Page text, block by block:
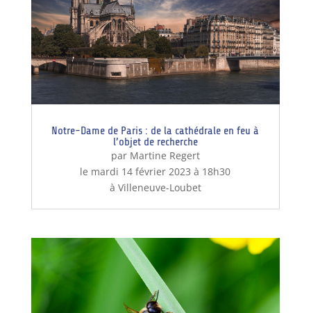
Notre-Dame de Paris : de la cathédrale en feu à
l’objet de recherche
par Martine Regert
le mardi 14 février 2023 à 18h30
à Villeneuve-Loubet